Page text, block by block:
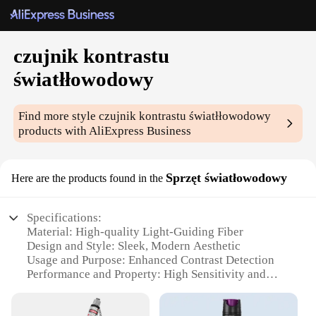
czujnik kontrastu
światłłowodowy
Find more styleczujnik kontrastu światłłowodowy
products with AliExpress Business
Here are the products found in the Sprzęt światłowodowy
Specifications:
Material: High-quality Light-Guiding Fiber
Design and Style: Sleek, Modern Aesthetic
Usage and Purpose: Enhanced Contrast Detection
Performance and Property: High Sensitivity and
Shape or Size: Compact and Portable